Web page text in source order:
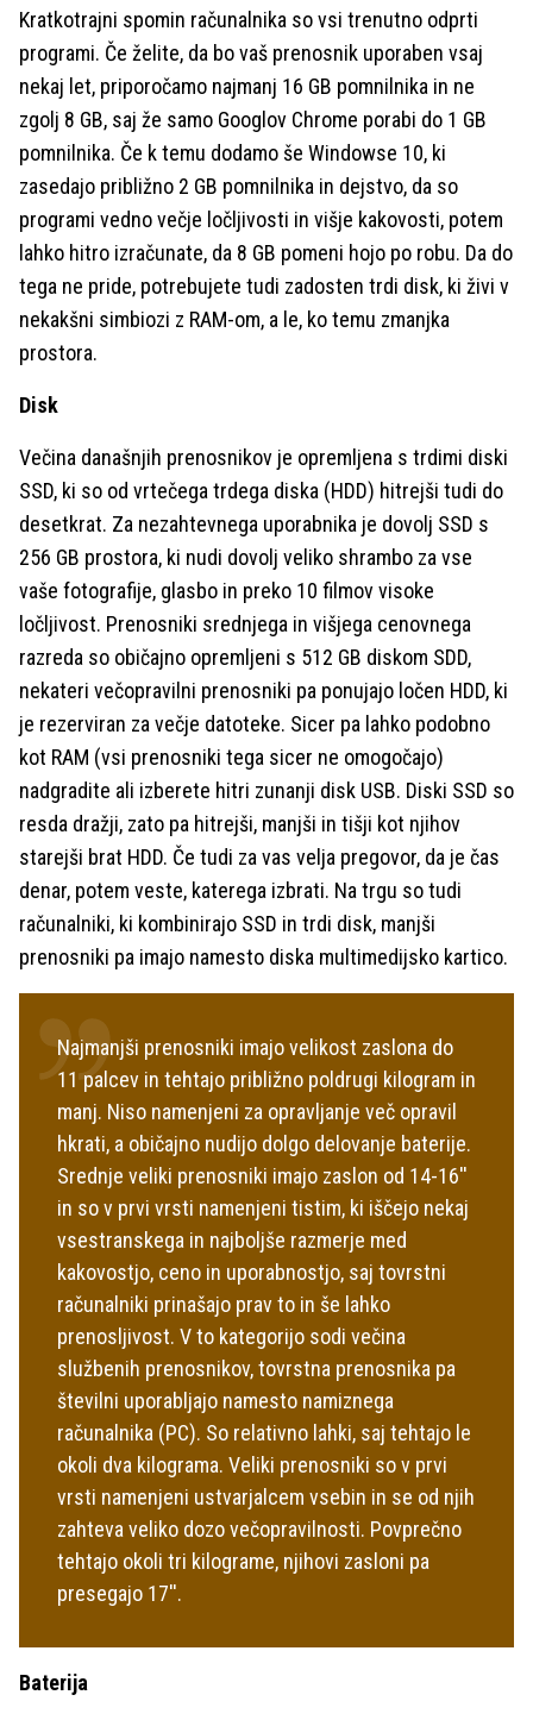
Kratkotrajni spomin računalnika so vsi trenutno odprti
programi. Če želite, da bo vaš prenosnik uporaben vsaj
nekaj let, priporočamo najmanj 16 GB pomnilnika in ne
zgolj 8 GB, saj že samo Googlov Chrome porabi do 1 GB
pomnilnika. Če k temu dodamo še Windowse 10, ki
zasedajo približno 2 GB pomnilnika in dejstvo, da so
programi vedno večje ločljivosti in višje kakovosti, potem
lahko hitro izračunate, da 8 GB pomeni hojo po robu. Da do
tega ne pride, potrebujete tudi zadosten trdi disk, ki živi v
nekakšni simbiozi z RAM-om, a le, ko temu zmanjka
prostora.
Disk
Večina današnjih prenosnikov je opremljena s trdimi diski
SSD, ki so od vrtečega trdega diska (HDD) hitrejši tudi do
desetkrat. Za nezahtevnega uporabnika je dovolj SSD s
256 GB prostora, ki nudi dovolj veliko shrambo za vse
vaše fotografije, glasbo in preko 10 filmov visoke
ločljivost. Prenosniki srednjega in višjega cenovnega
razreda so običajno opremljeni s 512 GB diskom SDD,
nekateri večopravilni prenosniki pa ponujajo ločen HDD, ki
je rezerviran za večje datoteke. Sicer pa lahko podobno
kot RAM (vsi prenosniki tega sicer ne omogočajo)
nadgradite ali izberete hitri zunanji disk USB. Diski SSD so
resda dražji, zato pa hitrejši, manjši in tišji kot njihov
starejši brat HDD. Če tudi za vas velja pregovor, da je čas
denar, potem veste, katerega izbrati. Na trgu so tudi
računalniki, ki kombinirajo SSD in trdi disk, manjši
prenosniki pa imajo namesto diska multimedijsko kartico.
Najmanjši prenosniki imajo velikost zaslona do
11 palcev in tehtajo približno poldrugi kilogram in
manj. Niso namenjeni za opravljanje več opravil
hkrati, a običajno nudijo dolgo delovanje baterije.
Srednje veliki prenosniki imajo zaslon od 14-16''
in so v prvi vrsti namenjeni tistim, ki iščejo nekaj
vsestranskega in najboljše razmerje med
kakovostjo, ceno in uporabnostjo, saj tovrstni
računalniki prinašajo prav to in še lahko
prenosljivost. V to kategorijo sodi večina
službenih prenosnikov, tovrstna prenosnika pa
številni uporabljajo namesto namiznega
računalnika (PC). So relativno lahki, saj tehtajo le
okoli dva kilograma. Veliki prenosniki so v prvi
vrsti namenjeni ustvarjalcem vsebin in se od njih
zahteva veliko dozo večopravilnosti. Povprečno
tehtajo okoli tri kilograme, njihovi zasloni pa
presegajo 17''.
Baterija